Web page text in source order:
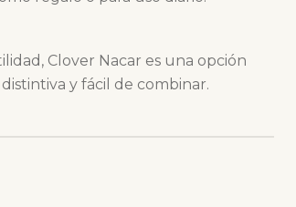
Clover Nacar es una opción
y fácil de combinar.